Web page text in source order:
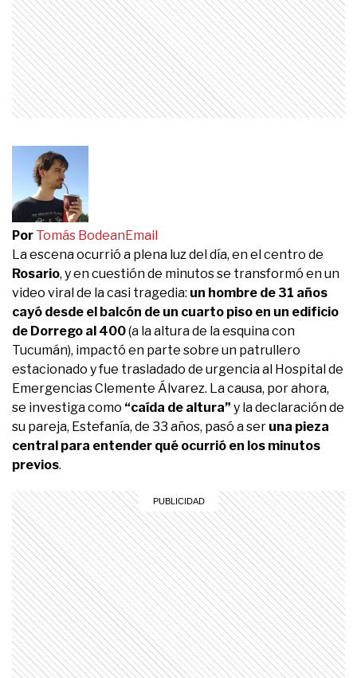
Por Tomás BodeanEmail
La escena ocurrió a plena luz del día, en el centro de
Rosario, y en cuestión de minutos se transformó en un
video viral de la casi tragedia: un hombre de 31 años
cayó desde el balcón de un cuarto piso en un edificio
de Dorrego al 400(a la altura de la esquina con
Tucumán), impactó en parte sobre un patrullero
estacionado y fue trasladado de urgencia al Hospital de
Emergencias Clemente Álvarez. La causa, por ahora,
se investiga como “caída de altura” y la declaración de
su pareja, Estefanía, de 33 años, pasó a ser una pieza
central para entender qué ocurrió en los minutos
previos.